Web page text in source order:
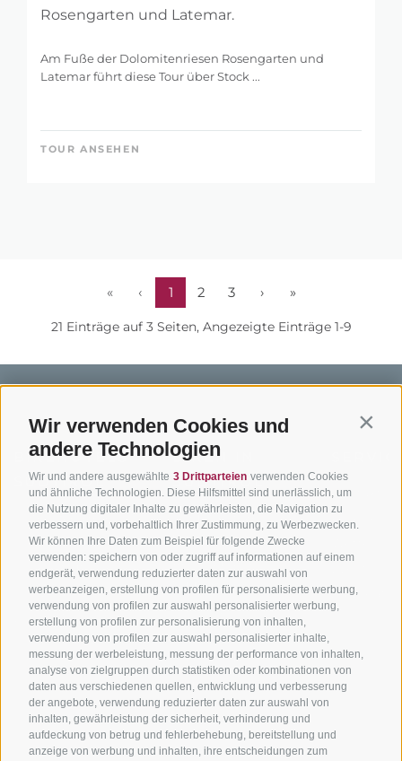
Wir verwenden Cookies und
andere Technologien
Wir und andere ausgewählte 3 Drittparteien verwenden Cookies
und ähnliche Technologien. Diese Hilfsmittel sind unerlässlich, um
die Nutzung digitaler Inhalte zu gewährleisten, die Navigation zu
verbessern und, vorbehaltlich Ihrer Zustimmung, zu Werbezwecken.
Wir können Ihre Daten zum Beispiel für folgende Zwecke
verwenden: speichern von oder zugriff auf informationen auf einem
endgerät, verwendung reduzierter daten zur auswahl von
werbeanzeigen, erstellung von profilen für personalisierte werbung,
verwendung von profilen zur auswahl personalisierter werbung,
erstellung von profilen zur personalisierung von inhalten,
verwendung von profilen zur auswahl personalisierter inhalte,
messung der werbeleistung, messung der performance von inhalten,
analyse von zielgruppen durch statistiken oder kombinationen von
daten aus verschiedenen quellen, entwicklung und verbesserung
der angebote, verwendung reduzierter daten zur auswahl von
inhalten, gewährleistung der sicherheit, verhinderung und
aufdeckung von betrug und fehlerbehebung, bereitstellung und
anzeige von werbung und inhalten, ihre entscheidungen zum
Rosengarten und Latemar.
Am Fuße der Dolomitenriesen Rosengarten und
Latemar führt diese Tour über Stock ...
TOUR ANSEHEN
« ‹ 1 2 3 › »
21 Einträge auf 3 Seiten, Angezeigte Einträge 1-9
BIKEHOTELS
SÜDTIROL
Hotels & Pakete
Urlaubspakete
Unsere Gutscheine
Hot Deals
Bike & Work
BIKEN IN
SÜDTIROL
Mountainbiken in
Südtirol
Rennradfahren in
Südtirol
Radwege in Südtirol
Bikeshops & Verleihe
Bike-Schulen
Tourenzentrale
Kontakt
Anreise
Zum